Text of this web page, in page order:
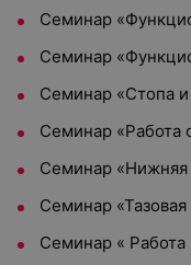
Семинар
Семинар
Семинар «Стопа и
Семинар «Работа
Семинар «Нижняя
Семинар «Тазовая
Семинар « Работа